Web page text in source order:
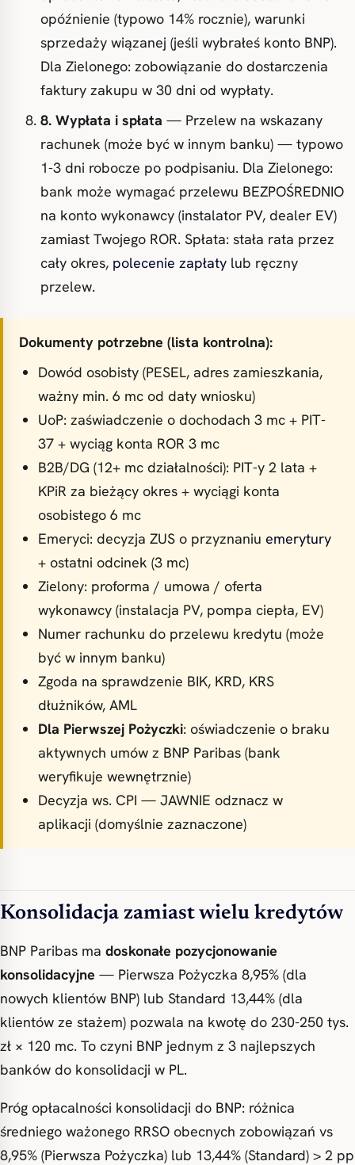
opóźnienie (typowo 14% rocznie), warunki
sprzedaży wiązanej (jeśli wybrałeś konto BNP).
Dla Zielonego: zobowiązanie do dostarczenia
faktury zakupu w 30 dni od wypłaty.
8. Wypłata i spłata — Przelew na wskazany
rachunek (może być w innym banku) — typowo
1-3 dni robocze po podpisaniu. Dla Zielonego:
bank może wymagać przelewu BEZPOŚREDNIO
na konto wykonawcy (instalator PV, dealer EV)
zamiast Twojego ROR. Spłata: stała rata przez
cały okres, polecenie zapłaty lub ręczny
przelew.
Dokumenty potrzebne (lista kontrolna):
Dowód osobisty (PESEL, adres zamieszkania,
ważny min. 6 mc od daty wniosku)
UoP: zaświadczenie o dochodach 3 mc + PIT-
37 + wyciąg konta ROR 3 mc
B2B/DG (12+ mc działalności): PIT-y 2 lata +
KPiR za bieżący okres + wyciągi konta
osobistego 6 mc
Emeryci: decyzja ZUS o przyznaniu emerytury
+ ostatni odcinek (3 mc)
Zielony: proforma / umowa / oferta
wykonawcy (instalacja PV, pompa ciepła, EV)
Numer rachunku do przelewu kredytu (może
być w innym banku)
Zgoda na sprawdzenie BIK, KRD, KRS
dłużników, AML
Dla Pierwszej Pożyczki: oświadczenie o braku
aktywnych umów z BNP Paribas (bank
weryfikuje wewnętrznie)
Decyzja ws. CPI — JAWNIE odznacz w
aplikacji (domyślnie zaznaczone)
Konsolidacja zamiast wielu kredytów
BNP Paribas ma doskonałe pozycjonowanie
konsolidacyjne — Pierwsza Pożyczka 8,95% (dla
nowych klientów BNP) lub Standard 13,44% (dla
klientów ze stażem) pozwala na kwotę do 230-250 tys.
zł × 120 mc. To czyni BNP jednym z 3 najlepszych
banków do konsolidacji w PL.
Próg opłacalności konsolidacji do BNP: różnica
średniego ważonego RRSO obecnych zobowiązań vs
8,95% (Pierwsza Pożyczka) lub 13,44% (Standard) > 2 pp